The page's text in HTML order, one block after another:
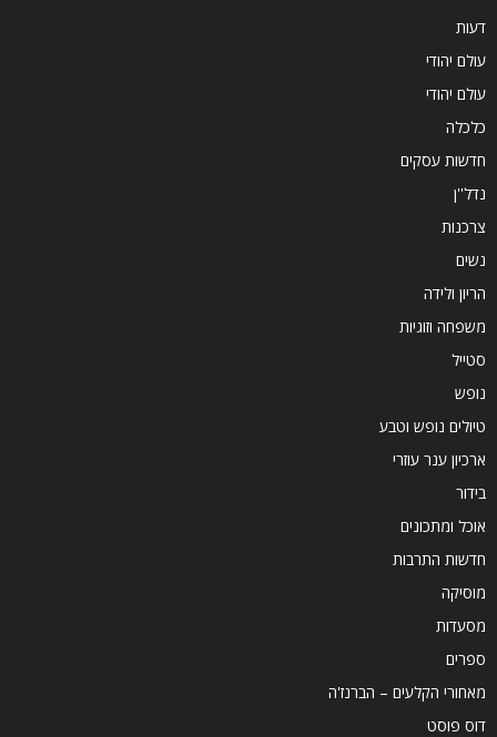
דעות
עולם יהודי
עולם יהודי
כלכלה
חדשות עסקים
נדל''ן
צרכנות
נשים
הריון ולידה
משפחה וזוגיות
סטייל
נופש
טיולים נופש וטבע
ארכיון ענר עוזרי
בידור
אוכל ומתכונים
חדשות התרבות
מוסיקה
מסעדות
ספרים
מאחורי הקלעים – הברנז'ה
דוס פוסט